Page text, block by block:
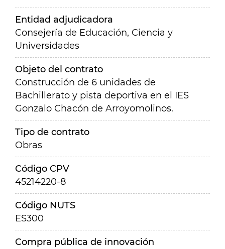
Entidad adjudicadora
Consejería de Educación, Ciencia y
Universidades
Objeto del contrato
Construcción de 6 unidades de
Bachillerato y pista deportiva en el IES
Gonzalo Chacón de Arroyomolinos.
Tipo de contrato
Obras
Código CPV
45214220-8
Código NUTS
ES300
Compra pública de innovación